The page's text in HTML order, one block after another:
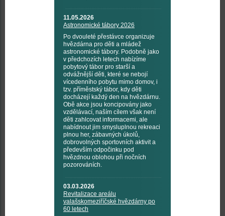
11.05.2026
Astronomické tábory 2026
Po dvouleté přestávce organizuje
hvězdárna pro děti a mládež
astronomické tábory. Podobně jako
v předchozích letech nabízíme
pobytový tábor pro starší a
odvážnější děti, které se nebojí
vícedenního pobytu mimo domov, i
tzv. příměstský tábor, kdy děti
docházejí každý den na hvězdárnu.
Obě akce jsou koncipovány jako
vzdělávací, naším cílem však není
děti zahlcovat informacemi, ale
nabídnout jim smysluplnou rekreaci
plnou her, zábavných úkolů,
dobrovolných sportovních aktivit a
především odpočinku pod
hvězdnou oblohou při nočních
pozorováních.
03.03.2026
Revitalizace areálu
valašskomeziříčské hvězdárny po
60 letech